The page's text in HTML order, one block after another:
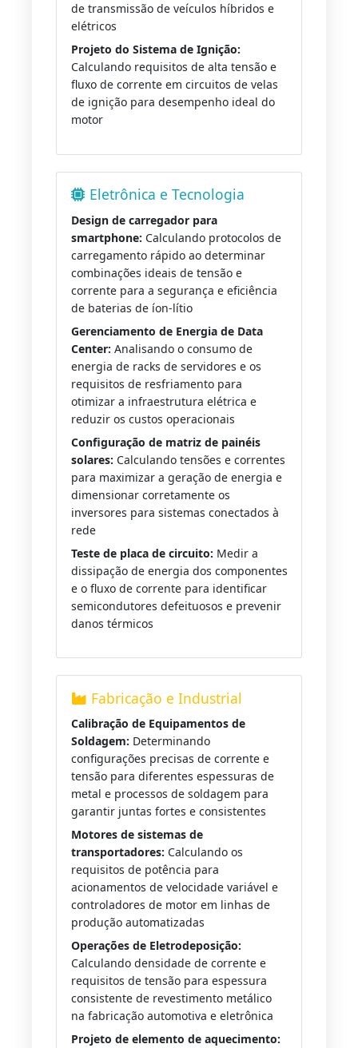
de transmissão de veículos híbridos e
elétricos
Projeto do Sistema de Ignição:
Calculando requisitos de alta tensão e
fluxo de corrente em circuitos de velas
de ignição para desempenho ideal do
motor
Eletrônica e Tecnologia
Design de carregador para
smartphone: Calculando protocolos de
carregamento rápido ao determinar
combinações ideais de tensão e
corrente para a segurança e eficiência
de baterias de íon-lítio
Gerenciamento de Energia de Data
Center: Analisando o consumo de
energia de racks de servidores e os
requisitos de resfriamento para
otimizar a infraestrutura elétrica e
reduzir os custos operacionais
Configuração de matriz de painéis
solares: Calculando tensões e correntes
para maximizar a geração de energia e
dimensionar corretamente os
inversores para sistemas conectados à
rede
Teste de placa de circuito: Medir a
dissipação de energia dos componentes
e o fluxo de corrente para identificar
semicondutores defeituosos e prevenir
danos térmicos
Fabricação e Industrial
Calibração de Equipamentos de
Soldagem: Determinando
configurações precisas de corrente e
tensão para diferentes espessuras de
metal e processos de soldagem para
garantir juntas fortes e consistentes
Motores de sistemas de
transportadores: Calculando os
requisitos de potência para
acionamentos de velocidade variável e
controladores de motor em linhas de
produção automatizadas
Operações de Eletrodeposição:
Calculando densidade de corrente e
requisitos de tensão para espessura
consistente de revestimento metálico
na fabricação automotiva e eletrônica
Projeto de elemento de aquecimento: